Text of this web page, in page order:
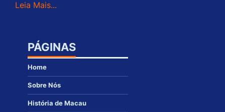
Leia Mais...
PÁGINAS
Home
Sobre Nós
História de Macau